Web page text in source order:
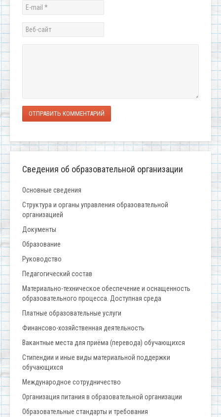
ОТПРАВИТЬ КОММЕНТАРИЙ
Сведения об образовательной организации
Основные сведения
Структура и органы управления образовательной
организацией
Документы
Образование
Руководство
Педагогический состав
Материально-техническое обеспечение и оснащенность
образовательного процесса. Доступная среда
Платные образовательные услуги
Финансово-хозяйственная деятельность
Вакантные места для приёма (перевода) обучающихся
Стипендии и иные виды материальной поддержки
обучающихся
Международное сотрудничество
Организация питания в образовательной организации
Образовательные стандарты и требования